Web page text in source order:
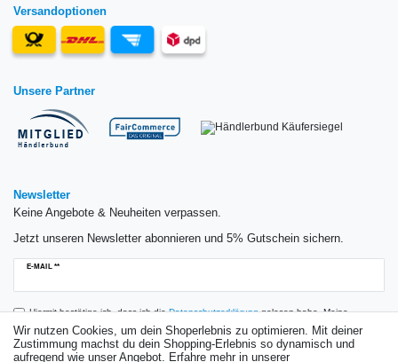
Versandoptionen
Unsere Partner
Newsletter
Keine Angebote & Neuheiten verpassen.
Jetzt unseren Newsletter abonnieren und 5% Gutschein sichern.
E-MAIL **
Newsletter
Hiermit bestätige ich, dass ich dieDaten­schutz­erklärunggelesen habe. Meine
Einwilligung kann ich jederzeit widerrufen.**
Wir nutzen Cookies, um dein Shoperlebnis zu optimieren. Mit deiner
Zustimmung machst du dein Shopping-Erlebnis so dynamisch und
aufregend wie unser Angebot. Erfahre mehr in unserer